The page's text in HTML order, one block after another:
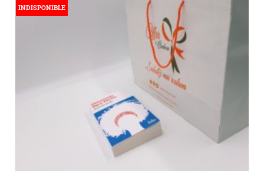
INDISPONIBLE